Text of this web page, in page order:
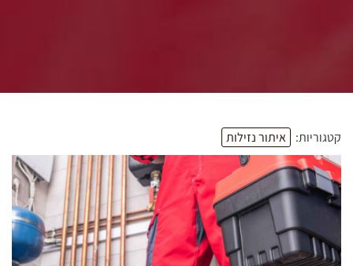
קטגוריות: איתור נזילות